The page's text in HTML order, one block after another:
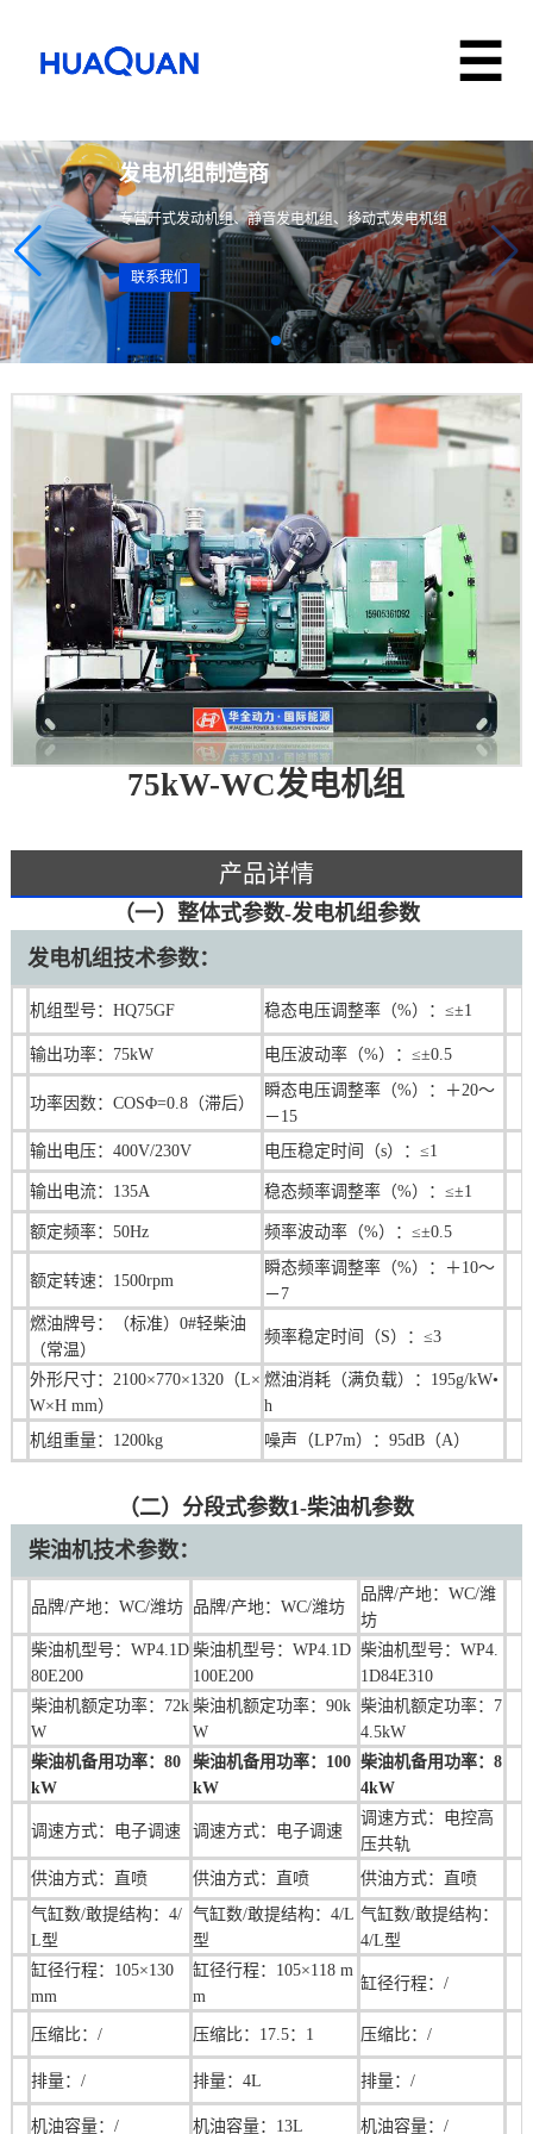
发电机组制造商
专营开式发动机组、静音发电机组、移动式发电机组
联系我们
75kW-WC发电机组
产品详情
（一）整体式参数-发电机组参数
发电机组技术参数：
机组型号：HQ75GF 稳态电压调整率（%）：≤±1
输出功率：75kW 电压波动率（%）：≤±0.5
功率因数：COSΦ=0.8（滞后）
瞬态电压调整率（%）：＋20～
－15
输出电压：400V/230V
电压稳定时间（s）：≤1
输出电流：135A 稳态频率调整率（%）：≤±1
额定频率：50Hz 频率波动率（%）：≤±0.5
额定转速：1500rpm
瞬态频率调整率（%）：＋10～
－7
燃油牌号：（标准）0#轻柴油
（常温）
频率稳定时间（S）：≤3
外形尺寸：2100×770×1320（L×
W×H mm）
燃油消耗（满负载）：195g/kW•
h
机组重量：1200kg
噪声（LP7m）：95dB（A）
（二）分段式参数1-柴油机参数
柴油机技术参数：
品牌/产地：WC/潍坊 品牌/产地：WC/潍坊
品牌/产地：WC/潍
坊
柴油机型号：WP4.1D
80E200
柴油机型号：WP4.1D
100E200
柴油机型号：WP4.
1D84E310
柴油机额定功率：72k
W
柴油机额定功率：90k
W
柴油机额定功率：7
4.5kW
柴油机备用功率：80
kW
柴油机备用功率：100
kW
柴油机备用功率：8
4kW
调速方式：电子调速 调速方式： 电子调速
调速方式： 电控高
压共轨
供油方式：直喷
供油方式：直喷
供油方式：直喷
气缸数/敢提结构：4/
L型
气缸数/敢提结构：4/L
型
气缸数/敢提结构：
4/L型
缸径行程：105×130
mm
缸径行程：105×118 m
m
缸径行程：/
压缩比：/ 压缩比：17.5：1 压缩比：/
排量：/ 排量：4L 排量：/
机油容量：/ 机油容量：13L 机油容量：/